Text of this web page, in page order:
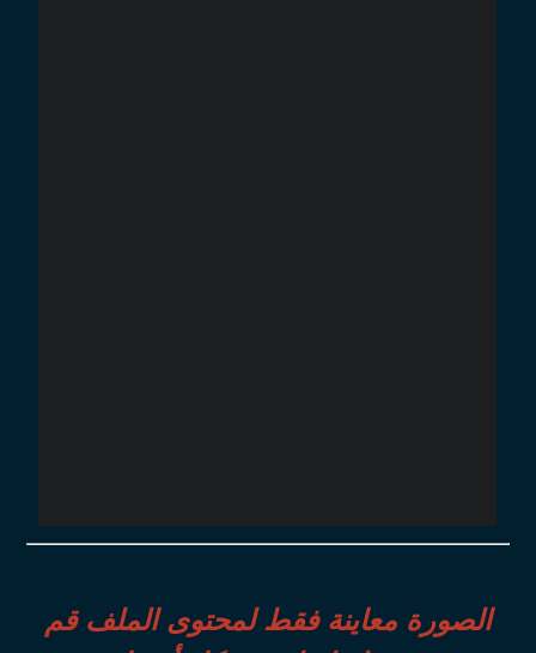
الصورة معاينة فقط لمحتوى الملف قم